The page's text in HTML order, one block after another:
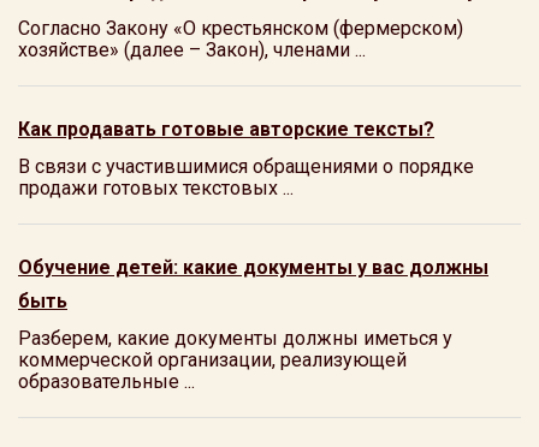
Согласно Закону «О крестьянском (фермерском)
хозяйстве» (далее – Закон), членами ...
Как продавать готовые авторские тексты?
В связи с участившимися обращениями о порядке
продажи готовых текстовых ...
Обучение детей: какие документы у вас должны
быть
Разберем, какие документы должны иметься у
коммерческой организации, реализующей
образовательные ...